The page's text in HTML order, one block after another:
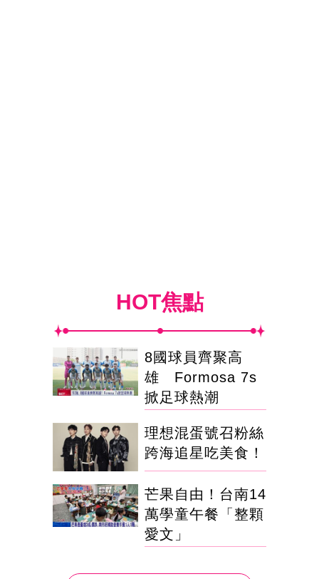
HOT焦點
8國球員齊聚高
雄 Formosa 7s
掀足球熱潮
理想混蛋號召粉絲
跨海追星吃美食！
芒果自由！台南14
萬學童午餐「整顆
愛文」